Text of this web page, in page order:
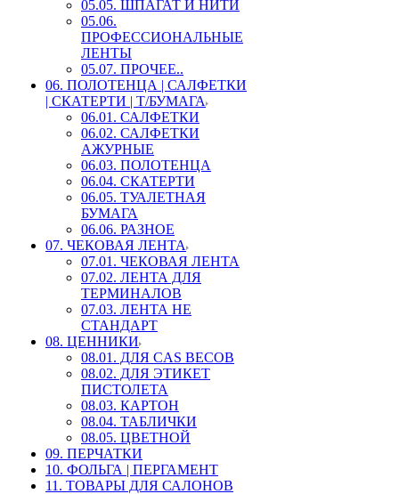
05.05. ШПАГАТ И НИТИ
05.06.
ПРОФЕССИОНАЛЬНЫЕ
ЛЕНТЫ
05.07. ПРОЧЕЕ..
06. ПОЛОТЕНЦА | САЛФЕТКИ
| СКАТЕРТИ | Т/БУМАГА
06.01. САЛФЕТКИ
06.02. САЛФЕТКИ
АЖУРНЫЕ
06.03. ПОЛОТЕНЦА
06.04. СКАТЕРТИ
06.05. ТУАЛЕТНАЯ
БУМАГА
06.06. РАЗНОЕ
07. ЧЕКОВАЯ ЛЕНТА
07.01. ЧЕКОВАЯ ЛЕНТА
07.02. ЛЕНТА ДЛЯ
ТЕРМИНАЛОВ
07.03. ЛЕНТА НЕ
СТАНДАРТ
08. ЦЕННИКИ
08.01. ДЛЯ CAS ВЕСОВ
08.02. ДЛЯ ЭТИКЕТ
ПИСТОЛЕТА
08.03. КАРТОН
08.04. ТАБЛИЧКИ
08.05. ЦВЕТНОЙ
09. ПЕРЧАТКИ
10. ФОЛЬГА | ПЕРГАМЕНТ
11. ТОВАРЫ ДЛЯ САЛОНОВ